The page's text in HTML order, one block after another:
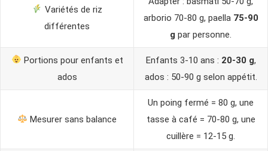
Variétés de riz
différentes
arborio 70-80 g, paella 75-90
g par personne.
Portions pour enfants et
ados
Enfants 3-10 ans : 20-30 g,
ados : 50-90 g selon appétit.
Mesurer sans balance
Un poing fermé = 80 g, une
tasse à café = 70-80 g, une
cuillère = 12-15 g.